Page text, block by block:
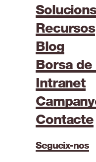
Solucions
Recursos
Blog
Borsa
Intranet
Contacte
Segueix-nos